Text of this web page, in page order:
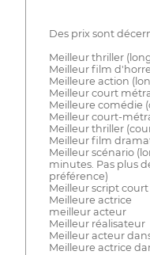
Des prix sont
Meilleur thriller
Meilleur film
Meilleure action
Meilleur court
Meilleure comédie
Meilleur court-
Meilleur thriller
Meilleur film
Meilleur scénario
minutes. Pas plus
préférence)
Meilleur script
Meilleure actrice
meilleur acteur
Meilleur réalisateur
Meilleur acteur
Meilleure actrice